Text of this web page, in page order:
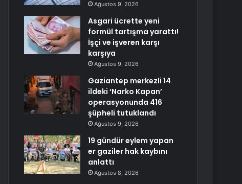
Ağustos 9, 2026
Asgari ücrette yeni
formül tartışma yarattı!
İşçi ve işveren karşı
karşıya
Ağustos 9, 2026
Gaziantep merkezli 14
ildeki ‘Narko Kapan’
operasyonunda 416
şüpheli tutuklandı
Ağustos 9, 2026
19 gündür eylem yapan
er gaziler hak kaybını
anlattı
Ağustos 8, 2026